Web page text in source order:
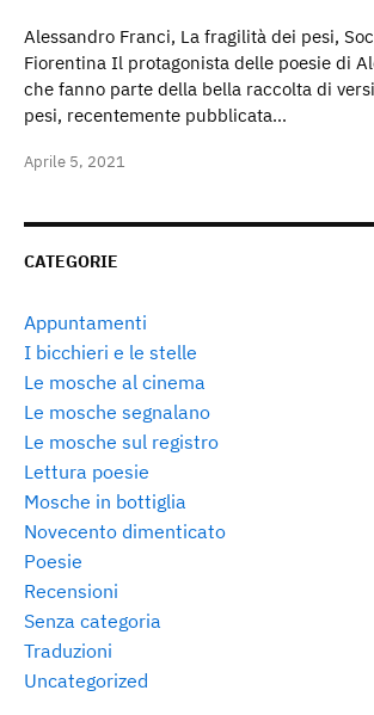
CATEGORIE
Appuntamenti
I bicchieri e le stelle
Le mosche al cinema
Le mosche segnalano
Le mosche sul registro
Lettura poesie
Mosche in bottiglia
Novecento dimenticato
Poesie
Recensioni
Senza categoria
Traduzioni
Uncategorized
Alessandro Franci, La fragilità dei pesi,
Fiorentina Il protagonista delle poesie di
che fanno parte della bella raccolta di
pesi, recentemente pubblicata…
Aprile 5, 2021